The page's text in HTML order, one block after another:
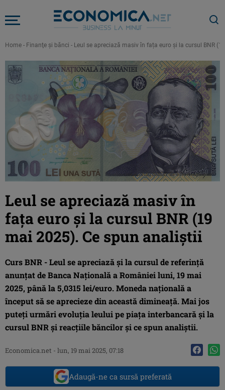
Home - Finanţe şi bănci - Leul se apreciază masiv în fața euro şi la cursul BNR
Leul se apreciază masiv în
fața euro şi la cursul BNR (19
mai 2025). Ce spun analiştii
Curs BNR - Leul se apreciază şi la cursul de referinţă
anunţat de Banca Naţională a României luni, 19 mai
2025, până la 5,0315 lei/euro. Moneda naţională a
început să se aprecieze din această dimineaţă. Mai jos
puteţi urmări evoluţia leului pe piaţa interbancară şi la
cursul BNR şi reacţiile băncilor şi ce spun analiştii.
Economica.net - lun, 19 mai 2025, 07:18
Adaugă-ne ca sursă preferată